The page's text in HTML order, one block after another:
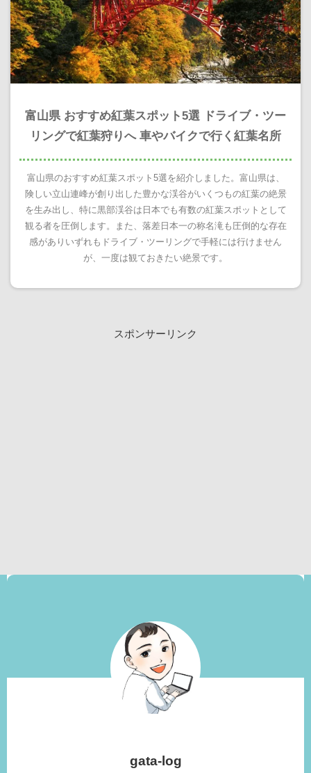
富山県 おすすめ紅葉スポット5選 ドライブ・ツー
リングで紅葉狩りへ 車やバイクで行く紅葉名所
富山県のおすすめ紅葉スポット5選を紹介しました。富山県は、
険しい立山連峰が創り出した豊かな渓谷がいくつもの紅葉の絶景
を生み出し、特に黒部渓谷は日本でも有数の紅葉スポットとして
観る者を圧倒します。また、落差日本一の称名滝も圧倒的な存在
感がありいずれもドライブ・ツーリングで手軽には行けません
が、一度は観ておきたい絶景です。
スポンサーリンク
gata-log